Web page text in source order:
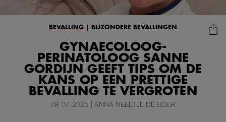
GYNAECOLOOG-
PERINATOLOOG SANNE
GORDIJN GEEFT TIPS OM DE
KANS OP EEN PRETTIGE
BEVALLING TE VERGROTEN
BEVALLING BIJZONDERE BEVALLINGEN
08-07-2025 | ANNA NEELTJE DE BOER